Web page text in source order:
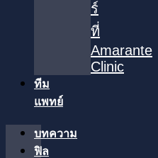
ร์
ที่
Amarante
Clinic
ทีม
แพทย์
บทความ
ฟิล